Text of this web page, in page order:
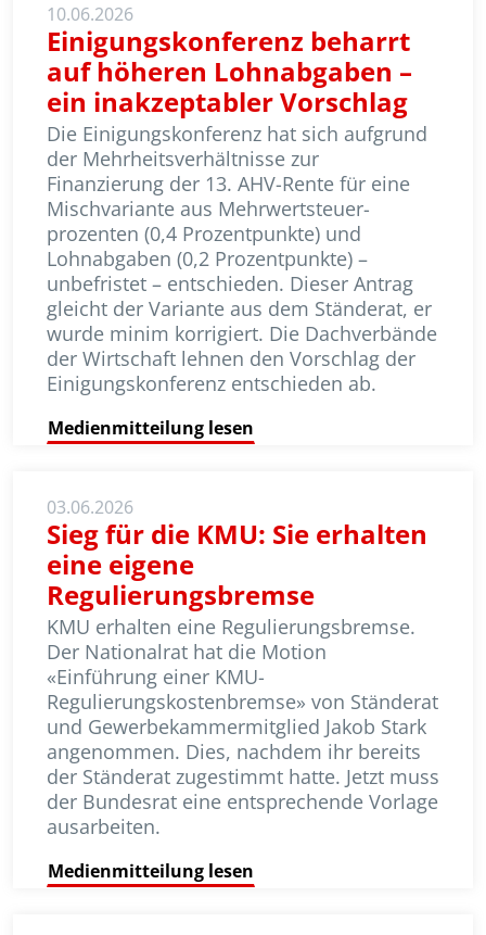
10.06.2026
Einigungskonferenz beharrt
auf höheren Lohnabgaben –
ein inakzeptabler Vorschlag
Die Einigungskonferenz hat sich aufgrund
der Mehrheitsverhältnisse zur
Finanzierung der 13. AHV-Rente für eine
Mischvariante aus Mehr­wert­steuer­
prozenten (0,4 Pro­zent­punkte) und
Lohnabgaben (0,2 Pro­zent­punkte) –
unbefristet – entschieden. Dieser Antrag
gleicht der Variante aus dem Ständerat, er
wurde minim korrigiert. Die Dachverbände
der Wirtschaft lehnen den Vorschlag der
Einigungskonferenz entschieden ab.
Medienmitteilung lesen
03.06.2026
Sieg für die KMU: Sie erhalten
eine eigene
Regulierungsbremse
KMU erhalten eine Regulierungsbremse.
Der Nationalrat hat die Motion
«Einführung einer KMU-
Regulierungskostenbremse» von Ständerat
und Gewerbe­kammer­mit­glied Jakob Stark
angenommen. Dies, nach­dem ihr bereits
der Ständerat zugestimmt hatte. Jetzt muss
der Bundesrat eine entsprechende Vorlage
ausarbeiten.
Medienmitteilung lesen